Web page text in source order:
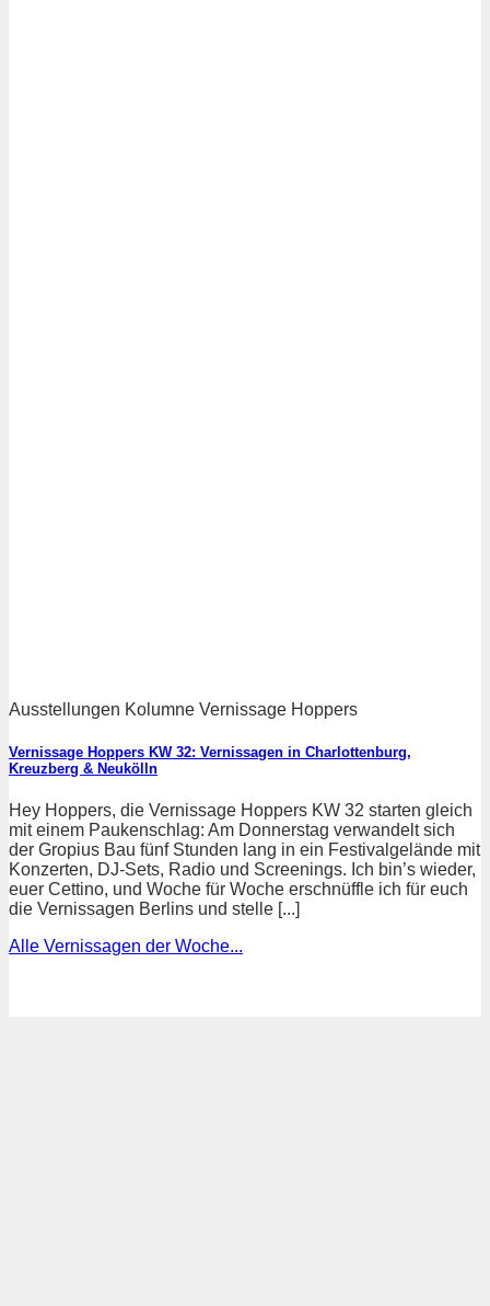
Ausstellungen Kolumne Vernissage Hoppers
Vernissage Hoppers KW 32: Vernissagen in Charlottenburg,
Kreuzberg & Neukölln
Hey Hoppers, die Vernissage Hoppers KW 32 starten gleich
mit einem Paukenschlag: Am Donnerstag verwandelt sich
der Gropius Bau fünf Stunden lang in ein Festivalgelände mit
Konzerten, DJ-Sets, Radio und Screenings. Ich bin’s wieder,
euer Cettino, und Woche für Woche erschnüffle ich für euch
die Vernissagen Berlins und stelle [...]
Alle Vernissagen der Woche...